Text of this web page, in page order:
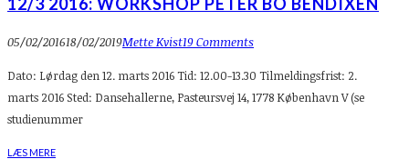
05/02/201618/02/2019Mette Kvist19 Comments
Dato: Lørdag den 12. marts 2016 Tid: 12.00-13.30 Tilmeldingsfrist: 2.
marts 2016 Sted: Dansehallerne, Pasteursvej 14, 1778 København V (se
studienummer
LÆS MERE